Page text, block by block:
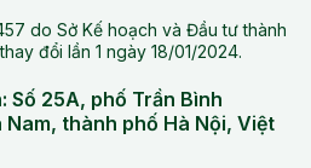
do Sở Kế hoạch và Đầu tư thành
đổi lần 1 ngày 18/01/2024.
25A, phố Trần Bình
thành phố Hà Nội, Việt